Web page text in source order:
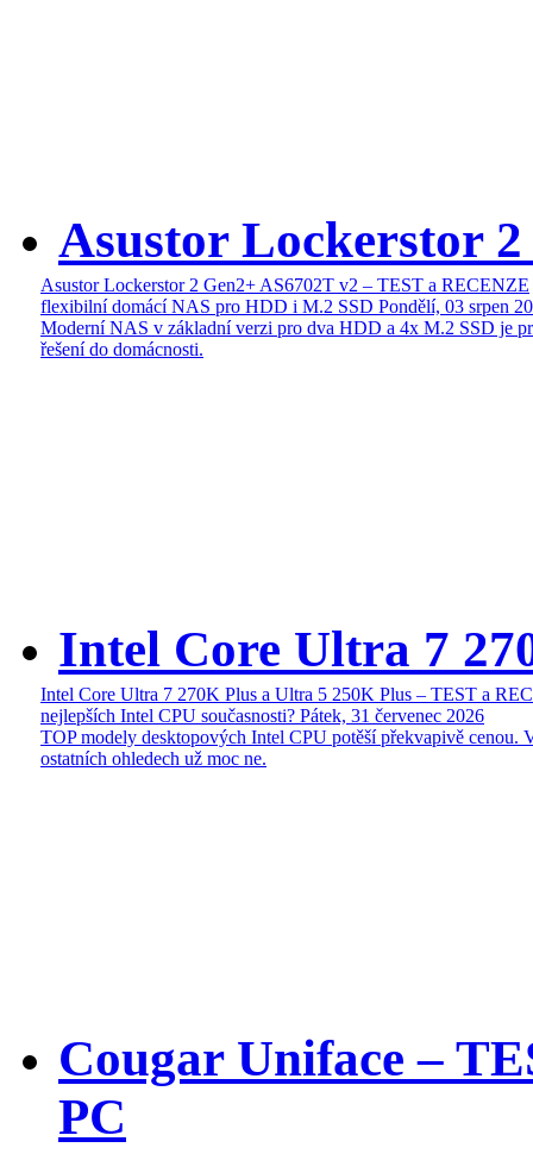
Asustor Lockerstor
Asustor Lockerstor 2 Gen2+ AS6702T v2 – TEST a RECENZE
flexibilní domácí NAS pro HDD i M.2 SSD Pondělí, 03 srpen
Moderní NAS v základní verzi pro dva HDD a 4x M.2 SSD je
řešení do domácnosti.
Intel Core Ultra 7
Intel Core Ultra 7 270K Plus a Ultra 5 250K Plus – TEST a
nejlepších Intel CPU současnosti? Pátek, 31 červenec 2026
TOP modely desktopových Intel CPU potěší překvapivě cenou.
ostatních ohledech už moc ne.
Cougar Uniface –
PC